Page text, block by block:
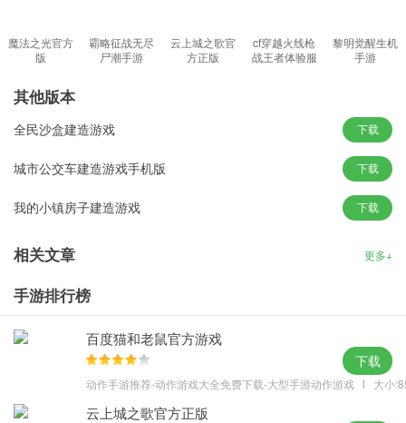
口袋世界模拟手游特点
1、与邻近的大都市进行互动，邀请朋友和其他玩家来欣赏您的城
市；
2、游戏充满了丰富的任务、挑战和目标，您可以通过完成这些内容
3、随着城市的成长，您将逐渐提升城市的等级，解锁更多高级的建
游戏玩法
的建筑、资源和地点；
2、游戏提供了丰富多样的建筑选项，包括住宅、商业、工业、娱乐
等；
3、这意味着即使没有网络连接，您也可以继续经营和发展您的城
魔法之光官方
版
霸略征战无尽
尸潮手游
云上城之歌官
方正版
cf穿越火线枪
战王者体验服
黎明觉醒生机
手游
其他版本
全民沙盒建造游戏 下载
城市公交车建造游戏手机版 下载
我的小镇房子建造游戏 下载
相关文章 更多+
手游排行榜
百度猫和老鼠官方游戏
动作手游推荐-动作游戏大全免费下载-大型手游动作游戏 大小
下载
云上城之歌官方正版